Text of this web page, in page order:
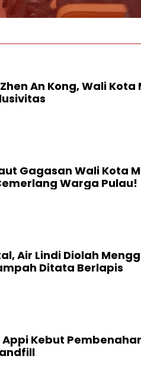
An Kong, Wali Kota
Gagasan Wali Kota
Warga Pulau!
Air Lindi Diolah
Ditata Berlapis
Kebut